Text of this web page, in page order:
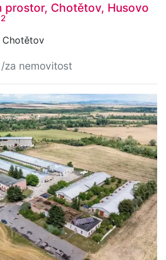
prostor, Chotětov, Husovo
2
Chotětov
/za nemovitost